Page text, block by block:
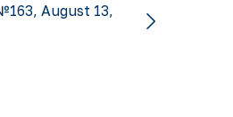
August 13,